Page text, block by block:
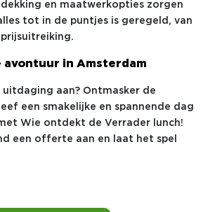
en maatwerkopties zorgen
tot in de puntjes is geregeld, van
avontuur in Amsterdam
uitdaging aan? Ontmasker de
een smakelijke en spannende dag
Wie ontdekt de Verrader lunch!
een offerte aan en laat het spel